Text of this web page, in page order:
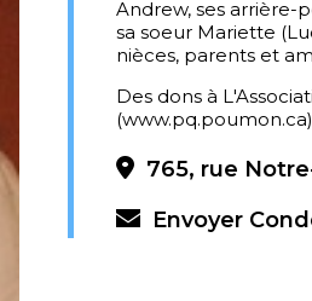
Andrew, ses arrière-
sa soeur Mariette
nièces, parents et
Des dons à
(www.pq.poumon.ca)
765, rue
Envoyer